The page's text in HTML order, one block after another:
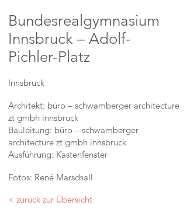
Bundesrealgymnasium
Innsbruck – Adolf-
Pichler-Platz
Innsbruck
Architekt: büro – schwamberger architecture
zt gmbh innsbruck
Bauleitung: büro – schwamberger
architecture zt gmbh innsbruck
Ausführung: Kastenfenster
Fotos: René Marschall
< zurück zur Übersicht